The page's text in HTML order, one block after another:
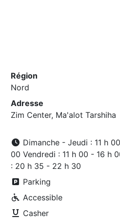
Région
Nord
Adresse
Zim Center, Ma'alot Tarshiha
Dimanche - Jeudi : 11 h
00 Vendredi : 11 h 00 - 16 h
: 20 h 35 - 22 h 30
Parking
Accessible
Casher